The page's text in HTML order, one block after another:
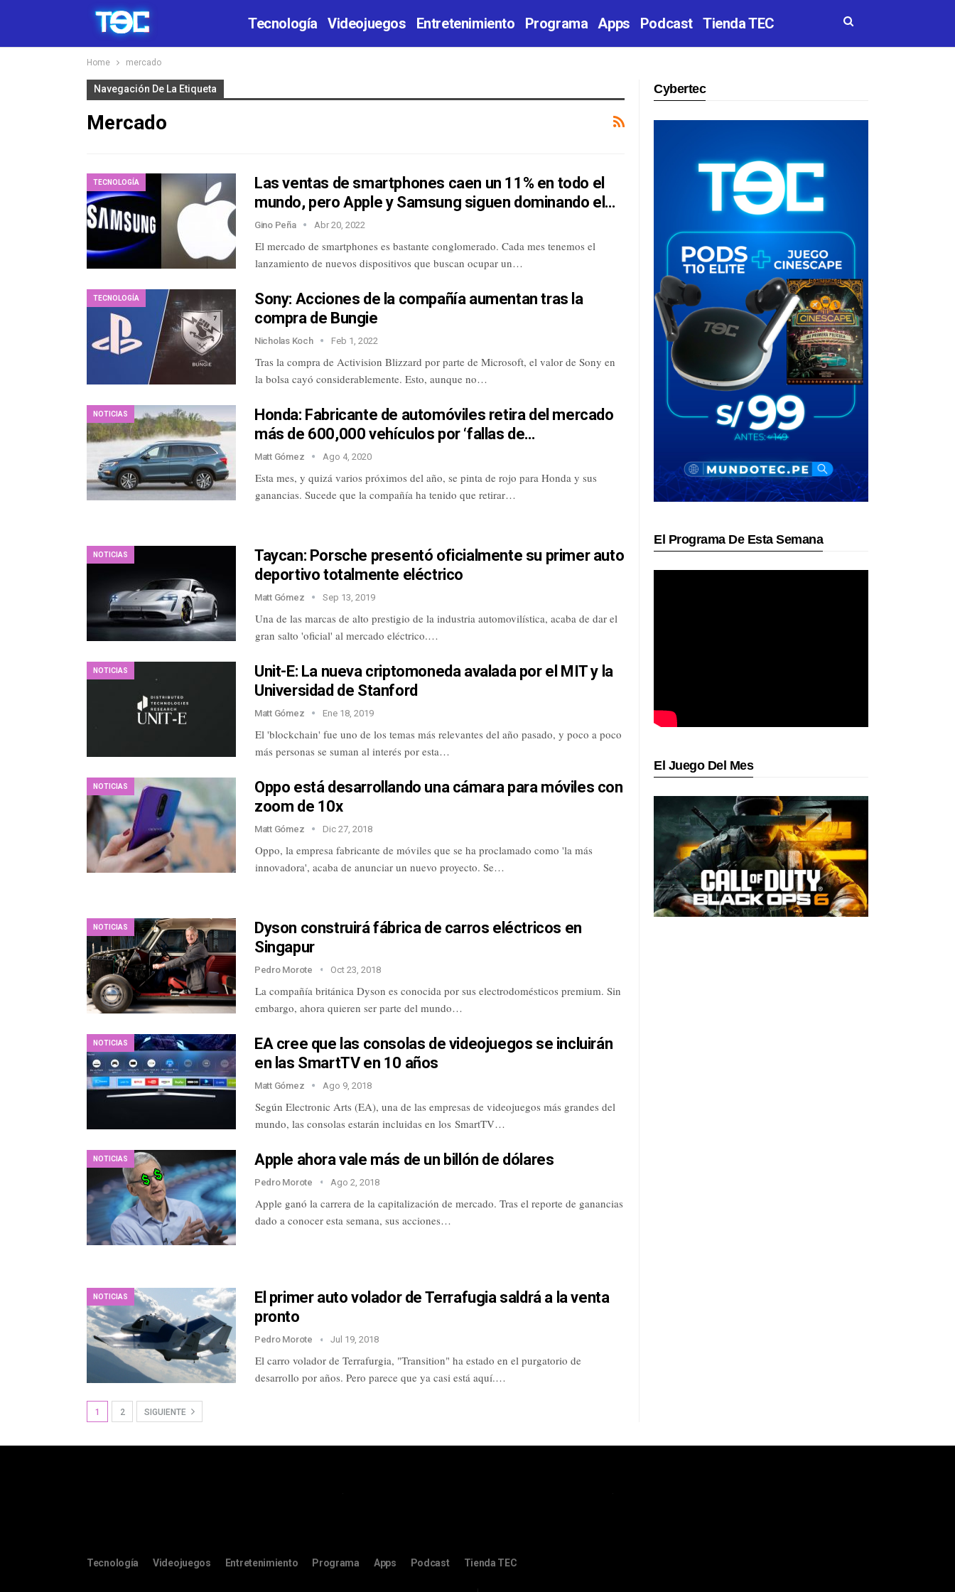
Tecnología Videojuegos Entretenimiento Programa Apps Podcast Tienda TEC
Home mercado
Navegación De La Etiqueta
Mercado
TECNOLOGÍA
Las ventas de smartphones caen un 11% en todo el
mundo, pero Apple y Samsung siguen dominando el…
Gino Peña Abr 20, 2022
El mercado de smartphones es bastante conglomerado. Cada mes tenemos el
lanzamiento de nuevos dispositivos que buscan ocupar un…
TECNOLOGÍA
Sony: Acciones de la compañía aumentan tras la
compra de Bungie
Nicholas Koch Feb 1, 2022
Tras la compra de Activision Blizzard por parte de Microsoft, el valor de Sony en
la bolsa cayó considerablemente. Esto, aunque no…
NOTICIAS
Honda: Fabricante de automóviles retira del mercado
más de 600,000 vehículos por ‘fallas de…
Matt Gómez Ago 4, 2020
Esta mes, y quizá varios próximos del año, se pinta de rojo para Honda y sus
ganancias. Sucede que la compañía ha tenido que retirar…
NOTICIAS
Taycan: Porsche presentó oficialmente su primer auto
deportivo totalmente eléctrico
Matt Gómez Sep 13, 2019
Una de las marcas de alto prestigio de la industria automovilística, acaba de dar el
gran salto 'oficial' al mercado eléctrico.…
NOTICIAS
Unit-E: La nueva criptomoneda avalada por el MIT y la
Universidad de Stanford
Matt Gómez Ene 18, 2019
El 'blockchain' fue uno de los temas más relevantes del año pasado, y poco a poco
más personas se suman al interés por esta…
NOTICIAS
Oppo está desarrollando una cámara para móviles con
zoom de 10x
Matt Gómez Dic 27, 2018
Oppo, la empresa fabricante de móviles que se ha proclamado como 'la más
innovadora', acaba de anunciar un nuevo proyecto. Se…
NOTICIAS
Dyson construirá fábrica de carros eléctricos en
Singapur
Pedro Morote Oct 23, 2018
La compañía británica Dyson es conocida por sus electrodomésticos premium. Sin
embargo, ahora quieren ser parte del mundo…
NOTICIAS
EA cree que las consolas de videojuegos se incluirán
en las SmartTV en 10 años
Matt Gómez Ago 9, 2018
Según Electronic Arts (EA), una de las empresas de videojuegos más grandes del
mundo, las consolas estarán incluidas en los SmartTV…
NOTICIAS Apple ahora vale más de un billón de dólares
Pedro Morote Ago 2, 2018
Apple ganó la carrera de la capitalización de mercado. Tras el reporte de ganancias
dado a conocer esta semana, sus acciones…
NOTICIAS
El primer auto volador de Terrafugia saldrá a la venta
pronto
Pedro Morote Jul 19, 2018
El carro volador de Terrafurgia, "Transition" ha estado en el purgatorio de
desarrollo por años. Pero parece que ya casi está aquí.…
1 2 SIGUIENTE
Cybertec
El Programa De Esta Semana
El Juego Del Mes
Tecnología Videojuegos Entretenimiento Programa Apps Podcast Tienda TEC